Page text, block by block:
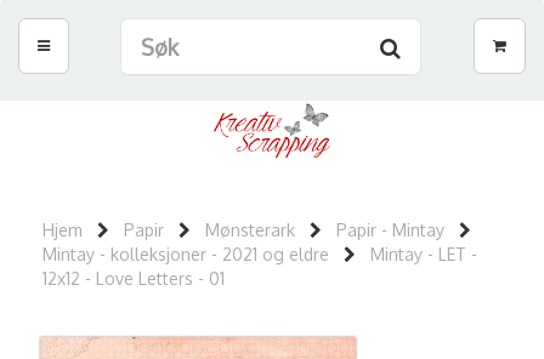
Hjem Papir Mønsterark
Papir - Mintay
Mintay - kolleksjoner - 2021 og eldre
Mintay - LET -
12x12 - Love Letters - 01